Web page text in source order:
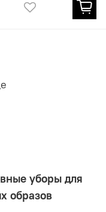
уборы для
образов